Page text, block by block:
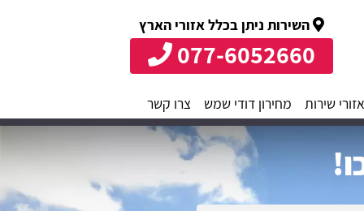
השירות ניתן בכלל אזורי הארץ
077-6052660
אזורי שירות מחירון דודי שמש צרו קשר